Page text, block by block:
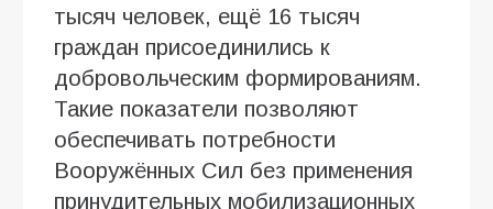
тысяч человек, ещё 16 тысяч
граждан присоединились к
добровольческим формированиям.
Такие показатели позволяют
обеспечивать потребности
Вооружённых Сил без применения
принудительных мобилизационных